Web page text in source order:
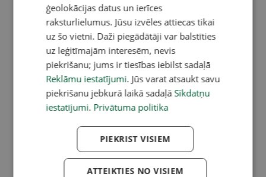
ģeolokācijas datus un ierīces
raksturlielumus. Jūsu izvēles attiecas tikai
uz šo vietni. Daži piegādātāji var balstīties
uz leģitīmajām interesēm, nevis
piekrišanu; jums ir tiesības iebilst sadaļā
Reklāmu iestatījumi. Jūs varat atsaukt savu
piekrišanu jebkurā laikā sadaļā Sīkdatņu
iestatījumi. Privātuma politika
PIEKRIST VISIEM
ATTEIKTIES NO VISIEM